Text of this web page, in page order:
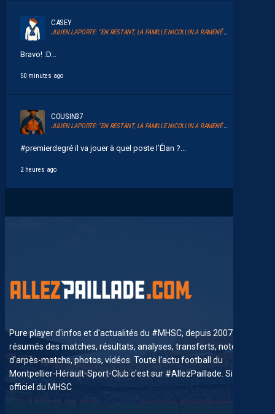
CASEY
JULIEN LAPORTE: “EN RESTANT, LA FAMILLE NICOLLIN A RAMENÉ UN ÉLAN AU CLUB.”
Bravo! :D...
50 minutes ago
COUSIN37
JULIEN LAPORTE: “EN RESTANT, LA FAMILLE NICOLLIN A RAMENÉ UN ÉLAN AU CLUB.”
#premierdegré il va jouer à quel poste l’Élan ?...
2 heures ago
Pure player d'infos et d'actualités du #MHSC, depuis 2007. News,
résumés des matches, résultats, analyses, transferts, notes
d'arpès-matchs, photos, vidéos. Toute l'actu football du
Montpellier-Hérault-Sport-Club c'est sur #AllezPaillade. Site non-
officiel du MHSC